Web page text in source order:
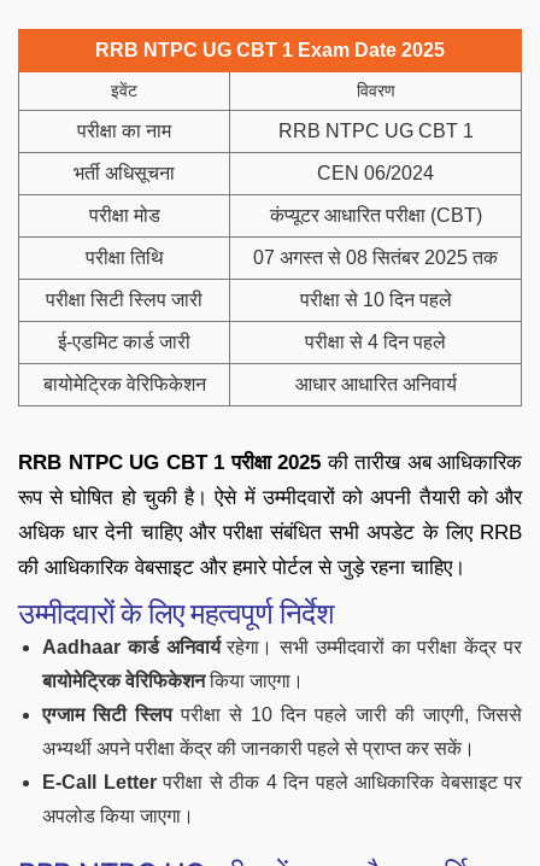
RRB NTPC UG CBT 1 Exam Date 2025
इवेंट विवरण
परीक्षा का नाम RRB NTPC UG CBT 1
भर्ती अधिसूचना CEN 06/2024
परीक्षा मोड कंप्यूटर आधारित परीक्षा (CBT)
परीक्षा तिथि 07 अगस्त से 08 सितंबर 2025 तक
परीक्षा सिटी स्लिप जारी परीक्षा से 10 दिन पहले
ई-एडमिट कार्ड जारी परीक्षा से 4 दिन पहले
बायोमेट्रिक वेरिफिकेशन आधार आधारित अनिवार्य
RRB NTPC UG CBT 1 परीक्षा 2025 की तारीख अब आधिकारिक
रूप से घोषित हो चुकी है। ऐसे में उम्मीदवारों को अपनी तैयारी को और
अधिक धार देनी चाहिए और परीक्षा संबंधित सभी अपडेट के लिए RRB
की आधिकारिक वेबसाइट और हमारे पोर्टल से जुड़े रहना चाहिए।
उम्मीदवारों के लिए महत्वपूर्ण निर्देश
Aadhaar कार्ड अनिवार्यरहेगा। सभी उम्मीदवारों का परीक्षा केंद्र पर
बायोमेट्रिक वेरिफिकेशनकिया जाएगा।
एग्जाम सिटी स्लिपपरीक्षा से 10 दिन पहले जारी की जाएगी, जिससे
अभ्यर्थी अपने परीक्षा केंद्र की जानकारी पहले से प्राप्त कर सकें।
E-Call Letterपरीक्षा से ठीक 4 दिन पहले आधिकारिक वेबसाइट पर
अपलोड किया जाएगा।